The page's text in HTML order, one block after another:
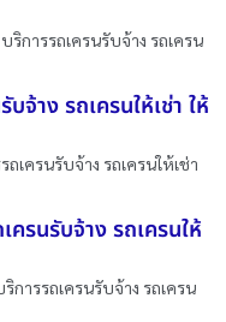
ริการรถเครนรับจ้าง รถเครน
จ้าง รถเครนให้เช่า ให้
เครนรับจ้าง รถเครนให้เช่า
รนรับจ้าง รถเครนให้
การรถเครนรับจ้าง รถเครน